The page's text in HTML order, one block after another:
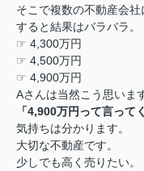
そこで複数の不動産会社
すると結果はバラバラ。
☞ 4,300万円
☞ 4,500万円
☞ 4,900万円
Aさんは当然こう思いま
「4,900万円って言って
気持ちは分かります。
大切な不動産です。
少しでも高く売りたい。